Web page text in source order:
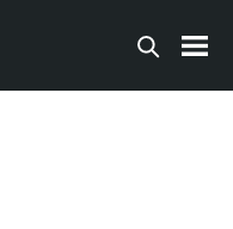
principal